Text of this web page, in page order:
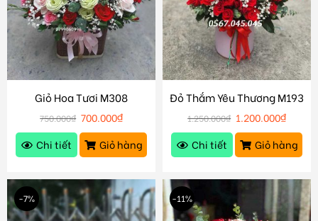
Giỏ Hoa Tươi M308
750.000₫ 700.000₫
Chi tiết
Giỏ hàng
Đỏ Thắm Yêu Thương M193
1.250.000₫ 1.200.000₫
Chi tiết
Giỏ hàng
-7% -11%